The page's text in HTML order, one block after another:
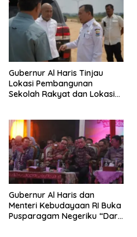
Gubernur Al Haris Tinjau
Lokasi Pembangunan
Sekolah Rakyat dan Lokasi
Gubernur Al Haris dan
Menteri Kebudayaan RI Buka
Pusparagam Negeriku “Dari